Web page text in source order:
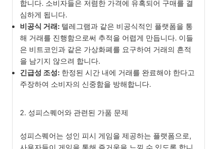
합니다. 소비자들은 저렴한 가격에 유혹되어 구매를 결
심하게 됩니다.
비공식 거래: 텔레그램과 같은 비공식적인 플랫폼을 통
해 거래를 진행함으로써 추적을 어렵게 만듭니다. 이들
은 비트코인과 같은 가상화폐를 요구하여 거래의 흔적
을 남기지 않으려 합니다.
긴급성 조성: 한정된 시간 내에 거래를 완료해야 한다고
주장하여 소비자의 신중함을 방해합니다.
2. 성피스퀘어와 관련된 가품 문제
성피스퀘어는 성인 피시 게임을 제공하는 플랫폼으로,